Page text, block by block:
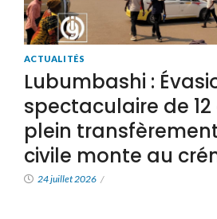
ACTUALITÉS
Lubumbashi :
spectaculaire de
plein
civile monte au
24 juillet 2026 /